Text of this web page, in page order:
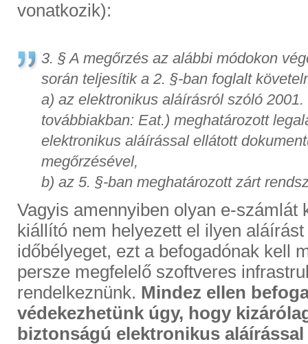
vonatkozik):
3. § A megőrzés az alábbi módokon
során teljesítik a 2. §-ban foglalt
a) az elektronikus aláírásról szóló
továbbiakban: Eat.) meghatározott
elektronikus aláírással ellátott
megőrzésével,
b) az 5. §-ban meghatározott zárt
Vagyis amennyiben olyan e-számlát
kiállító nem helyezett el ilyen
időbélyeget, ezt a befogadónak kell
persze megfelelő szoftveres
rendelkeznünk. Mindez ellen
védekezhetünk úgy, hogy
biztonságú elektronikus